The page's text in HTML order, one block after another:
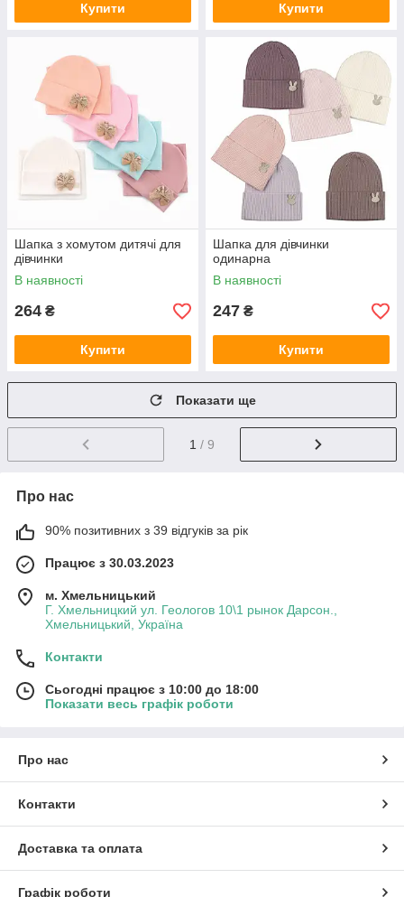
Купити Купити
Шапка з хомутом дитячі для
дівчинки
В наявності
264 ₴
Купити
Шапка для дівчинки
одинарна
В наявності
247 ₴
Купити
Показати ще
1 / 9
Про нас
90% позитивних з 39 відгуків за рік
Працює з 30.03.2023
м. Хмельницький
Г. Хмельницкий ул. Геологов 10\1 рынок Дарсон.,
Хмельницький, Україна
Контакти
Сьогодні працює з 10:00 до 18:00
Показати весь графік роботи
Про нас
Контакти
Доставка та оплата
Графік роботи